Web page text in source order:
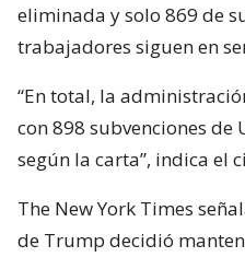
eliminada y solo 869 de
trabajadores siguen en
“En total, la
con 898 subvenciones de
según la carta”, indica el
The New York Times
de Trump decidió